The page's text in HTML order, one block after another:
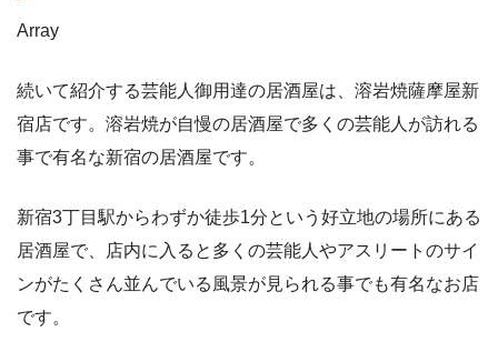
Array
続いて紹介する芸能人御用達の居酒屋は、溶岩焼薩摩屋新
宿店です。溶岩焼が自慢の居酒屋で多くの芸能人が訪れる
事で有名な新宿の居酒屋です。
新宿3丁目駅からわずか徒歩1分という好立地の場所にある
居酒屋で、店内に入ると多くの芸能人やアスリートのサイ
ンがたくさん並んでいる風景が見られる事でも有名なお店
です。